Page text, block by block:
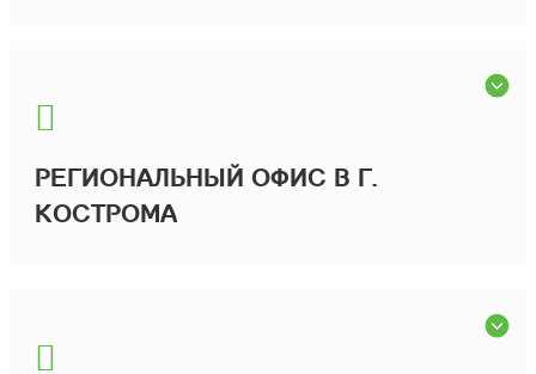
РЕГИОНАЛЬНЫЙ ОФИС В Г.
КОСТРОМА